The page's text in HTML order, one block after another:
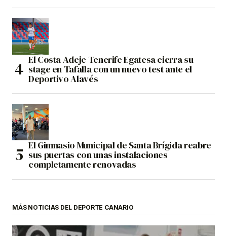
El Costa Adeje Tenerife Egatesa cierra su
stage en Tafalla con un nuevo test ante el
Deportivo Alavés
El Gimnasio Municipal de Santa Brígida reabre
sus puertas con unas instalaciones
completamente renovadas
MÁS NOTICIAS DEL DEPORTE CANARIO